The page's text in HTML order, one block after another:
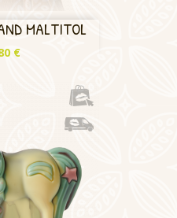
MALTITOL
€